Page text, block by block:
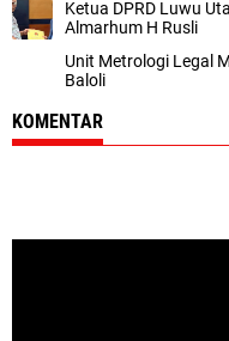
Ketua DPRD Luwu
Almarhum H Rusli
Unit Metrologi Legal
Baloli
KOMENTAR